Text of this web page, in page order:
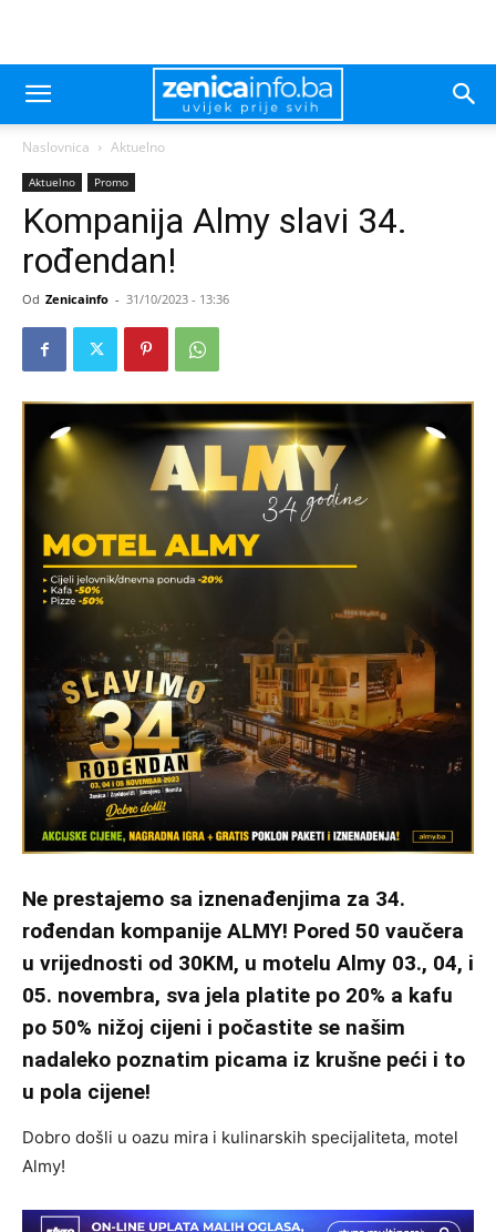
Naslovnica Aktuelno
Aktuelno Promo
Kompanija Almy slavi 34.
rođendan!
Od Zenicainfo - 31/10/2023 - 13:36
Ne prestajemo sa iznenađenjima za 34.
rođendan kompanije ALMY! Pored 50 vaučera
u vrijednosti od 30KM, u motelu Almy 03., 04, i
05. novembra, sva jela platite po 20% a kafu
po 50% nižoj cijeni i počastite se našim
nadaleko poznatim picama iz krušne peći i to
u pola cijene!
Dobro došli u oazu mira i kulinarskih specijaliteta, motel
Almy!